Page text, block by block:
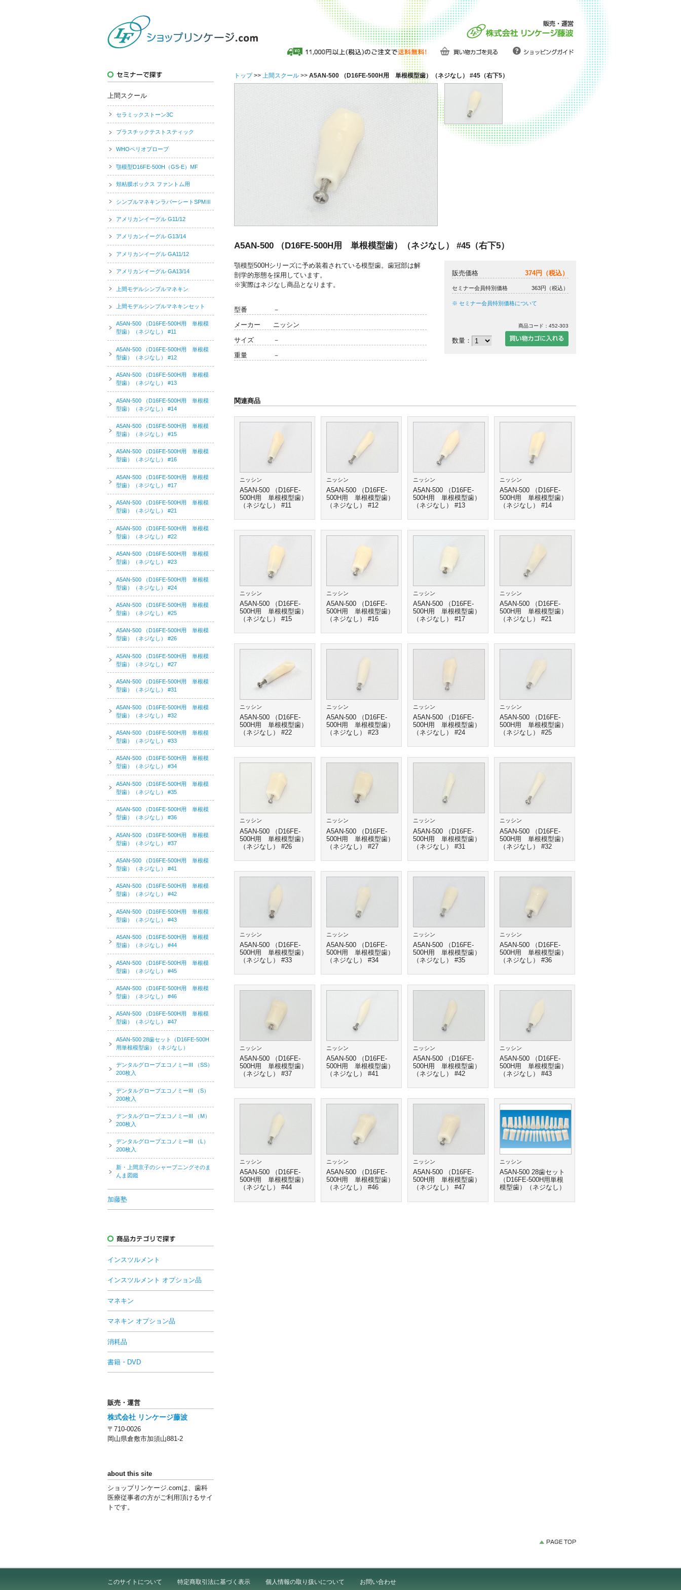
上間スクール
セラミックストーン3C
プラスチックテストスティック
WHOペリオプローブ
顎模型D16FE-500H（GS-E）MF
頬粘膜ボックス ファントム用
シンプルマネキンラバーシートSPMⅢ
アメリカンイーグル G11/12
アメリカンイーグル G13/14
アメリカンイーグル GA11/12
アメリカンイーグル GA13/14
上間モデルシンプルマネキン
上間モデルシンプルマネキンセット
A5AN-500 （D16FE-500H用 単根模
型歯）（ネジなし） #11
A5AN-500 （D16FE-500H用 単根模
型歯）（ネジなし） #12
A5AN-500 （D16FE-500H用 単根模
型歯）（ネジなし） #13
A5AN-500 （D16FE-500H用 単根模
型歯）（ネジなし） #14
A5AN-500 （D16FE-500H用 単根模
型歯）（ネジなし） #15
A5AN-500 （D16FE-500H用 単根模
型歯）（ネジなし） #16
A5AN-500 （D16FE-500H用 単根模
型歯）（ネジなし） #17
A5AN-500 （D16FE-500H用 単根模
型歯）（ネジなし） #21
A5AN-500 （D16FE-500H用 単根模
型歯）（ネジなし） #22
A5AN-500 （D16FE-500H用 単根模
型歯）（ネジなし） #23
A5AN-500 （D16FE-500H用 単根模
型歯）（ネジなし） #24
A5AN-500 （D16FE-500H用 単根模
型歯）（ネジなし） #25
A5AN-500 （D16FE-500H用 単根模
型歯）（ネジなし） #26
A5AN-500 （D16FE-500H用 単根模
型歯）（ネジなし） #27
A5AN-500 （D16FE-500H用 単根模
型歯）（ネジなし） #31
A5AN-500 （D16FE-500H用 単根模
型歯）（ネジなし） #32
A5AN-500 （D16FE-500H用 単根模
型歯）（ネジなし） #33
A5AN-500 （D16FE-500H用 単根模
型歯）（ネジなし） #34
A5AN-500 （D16FE-500H用 単根模
型歯）（ネジなし） #35
A5AN-500 （D16FE-500H用 単根模
型歯）（ネジなし） #36
A5AN-500 （D16FE-500H用 単根模
型歯）（ネジなし） #37
A5AN-500 （D16FE-500H用 単根模
型歯）（ネジなし） #41
A5AN-500 （D16FE-500H用 単根模
型歯）（ネジなし） #42
A5AN-500 （D16FE-500H用 単根模
型歯）（ネジなし） #43
A5AN-500 （D16FE-500H用 単根模
型歯）（ネジなし） #44
A5AN-500 （D16FE-500H用 単根模
型歯）（ネジなし） #45
A5AN-500 （D16FE-500H用 単根模
型歯）（ネジなし） #46
A5AN-500 （D16FE-500H用 単根模
型歯）（ネジなし） #47
A5AN-500 28歯セット（D16FE-500H
用単根模型歯）（ネジなし）
デンタルグローブエコノミーIII （SS）
200枚入
デンタルグローブエコノミーIII （S）
200枚入
デンタルグローブエコノミーIII （M）
200枚入
デンタルグローブエコノミーIII （L）
200枚入
新・上間京子のシャープニングそのま
んま図鑑
加藤塾
インスツルメント
インスツルメント オプション品
マネキン
マネキン オプション品
消耗品
書籍・DVD
販売・運営
株式会社 リンケージ藤波
〒710-0026
岡山県倉敷市加須山881-2
about this site
ショップリンケージ.comは、歯科
医療従事者の方がご利用頂けるサイ
トです。
トップ>> 上間スクール >> A5AN-500 （D16FE-500H用 単根模型歯）（ネジなし） #45（右下5）
A5AN-500 （D16FE-500H用 単根模型歯）（ネジなし） #45（右下5）
顎模型500Hシリーズに予め装着されている模型歯。歯冠部は解
剖学的形態を採用しています。
※実際はネジなし商品となります。
型番
－
メーカー
ニッシン
サイズ
－
重量
－
販売価格 374円（税込）
セミナー会員特別価格 363円（税込）
※ セミナー会員特別価格について
商品コード：452-303
数量：
関連商品
ニッシン
A5AN-500 （D16FE-
500H用 単根模型歯）
（ネジなし） #11
ニッシン
A5AN-500 （D16FE-
500H用 単根模型歯）
（ネジなし） #12
ニッシン
A5AN-500 （D16FE-
500H用 単根模型歯）
（ネジなし） #13
ニッシン
A5AN-500 （D16FE-
500H用 単根模型歯）
（ネジなし） #14
ニッシン
A5AN-500 （D16FE-
500H用 単根模型歯）
（ネジなし） #15
ニッシン
A5AN-500 （D16FE-
500H用 単根模型歯）
（ネジなし） #16
ニッシン
A5AN-500 （D16FE-
500H用 単根模型歯）
（ネジなし） #17
ニッシン
A5AN-500 （D16FE-
500H用 単根模型歯）
（ネジなし） #21
ニッシン
A5AN-500 （D16FE-
500H用 単根模型歯）
（ネジなし） #22
ニッシン
A5AN-500 （D16FE-
500H用 単根模型歯）
（ネジなし） #23
ニッシン
A5AN-500 （D16FE-
500H用 単根模型歯）
（ネジなし） #24
ニッシン
A5AN-500 （D16FE-
500H用 単根模型歯）
（ネジなし） #25
ニッシン
A5AN-500 （D16FE-
500H用 単根模型歯）
（ネジなし） #26
ニッシン
A5AN-500 （D16FE-
500H用 単根模型歯）
（ネジなし） #27
ニッシン
A5AN-500 （D16FE-
500H用 単根模型歯）
（ネジなし） #31
ニッシン
A5AN-500 （D16FE-
500H用 単根模型歯）
（ネジなし） #32
ニッシン
A5AN-500 （D16FE-
500H用 単根模型歯）
（ネジなし） #33
ニッシン
A5AN-500 （D16FE-
500H用 単根模型歯）
（ネジなし） #34
ニッシン
A5AN-500 （D16FE-
500H用 単根模型歯）
（ネジなし） #35
ニッシン
A5AN-500 （D16FE-
500H用 単根模型歯）
（ネジなし） #36
ニッシン
A5AN-500 （D16FE-
500H用 単根模型歯）
（ネジなし） #37
ニッシン
A5AN-500 （D16FE-
500H用 単根模型歯）
（ネジなし） #41
ニッシン
A5AN-500 （D16FE-
500H用 単根模型歯）
（ネジなし） #42
ニッシン
A5AN-500 （D16FE-
500H用 単根模型歯）
（ネジなし） #43
ニッシン
A5AN-500 （D16FE-
500H用 単根模型歯）
（ネジなし） #44
ニッシン
A5AN-500 （D16FE-
500H用 単根模型歯）
（ネジなし） #46
ニッシン
A5AN-500 （D16FE-
500H用 単根模型歯）
（ネジなし） #47
ニッシン
A5AN-500 28歯セット
（D16FE-500H用単根
模型歯）（ネジなし）
このサイトについて 特定商取引法に基づく表示 個人情報の取り扱いについて お問い合わせ